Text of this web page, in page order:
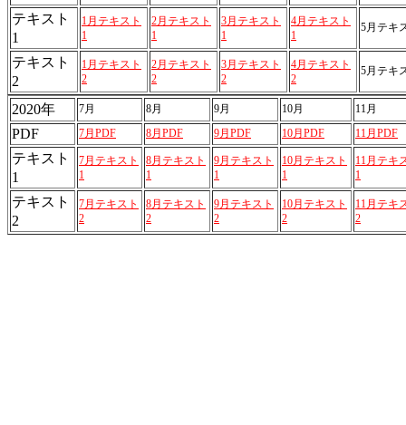
テキスト
1
1月テキスト
1
2月テキスト
1
3月テキスト
1
4月テキスト
1
5月テキ
テキスト
2
1月テキスト
2
2月テキスト
2
3月テキスト
2
4月テキスト
2
5月テキ
2020年 7月 8月 9月 10月 11月
PDF 7月PDF 8月PDF 9月PDF 10月PDF 11月PDF
テキスト
1
7月テキスト
1
8月テキスト
1
9月テキスト
1
10月テキスト
1
11月テキ
1
テキスト
2
7月テキスト
2
8月テキスト
2
9月テキスト
2
10月テキスト
2
11月テキ
2